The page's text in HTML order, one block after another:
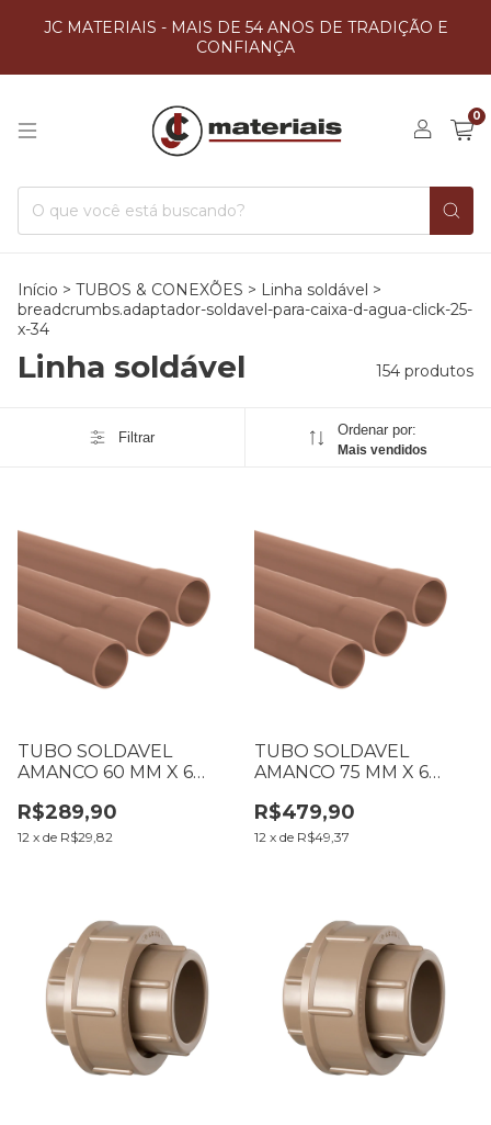
JC MATERIAIS - MAIS DE 54 ANOS DE TRADIÇÃO E
CONFIANÇA
0
Início > TUBOS & CONEXÕES > Linha soldável >
breadcrumbs.adaptador-soldavel-para-caixa-d-agua-click-25-
x-34
Linha soldável 154 produtos
Filtrar Ordenar por:
Mais vendidos
TUBO SOLDAVEL
AMANCO 60 MM X 6
R$289,90
12 x de R$29,82
TUBO SOLDAVEL
AMANCO 75 MM X 6
R$479,90
12 x de R$49,37